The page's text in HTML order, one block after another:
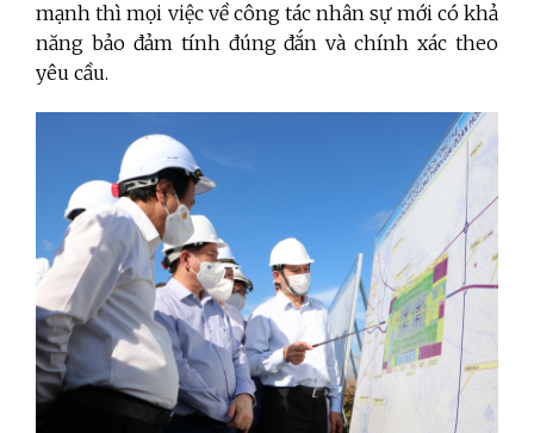
mạnh thì mọi việc về công tác nhân sự mới có khả
năng bảo đảm tính đúng đắn và chính xác theo
yêu cầu.